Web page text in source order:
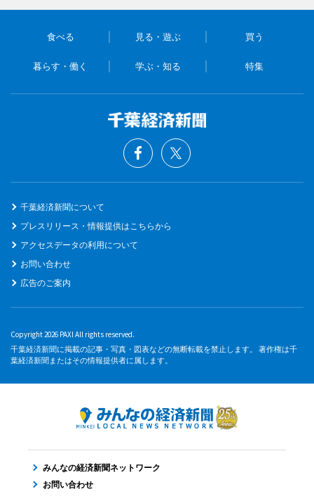
食べる 見る・遊ぶ 買う
暮らす・働く 学ぶ・知る 特集
千葉経済新聞について
プレスリリース・情報提供はこちらから
アクセスデータの利用について
お問い合わせ
広告のご案内
Copyright 2026 PAXI All rights reserved.
千葉経済新聞に掲載の記事・写真・図表などの無断転載を禁止します。 著作権は千
葉経済新聞またはその情報提供者に属します。
みんなの経済新聞ネットワーク
お問い合わせ